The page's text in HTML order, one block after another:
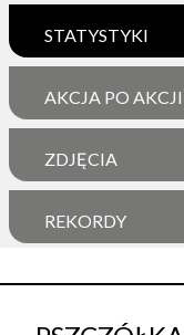
STATYSTYKI
AKCJA PO AKCJI
ZDJĘCIA
REKORDY